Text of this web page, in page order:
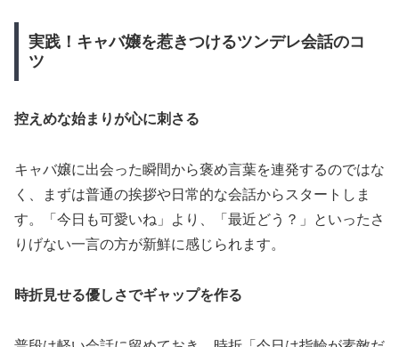
実践！キャバ嬢を惹きつけるツンデレ会話のコ
ツ
控えめな始まりが心に刺さる
キャバ嬢に出会った瞬間から褒め言葉を連発するのではな
く、まずは普通の挨拶や日常的な会話からスタートしま
す。「今日も可愛いね」より、「最近どう？」といったさ
りげない一言の方が新鮮に感じられます。
時折見せる優しさでギャップを作る